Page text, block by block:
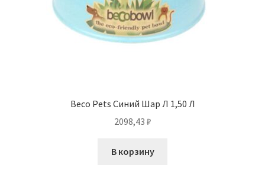
Beco Pets Синий Шар Л 1,50 Л
2098,43 ₽
В корзину